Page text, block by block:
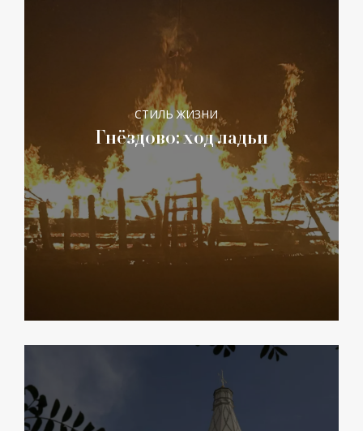
СТИЛЬ ЖИЗНИ
Гнёздово: ход ладьи